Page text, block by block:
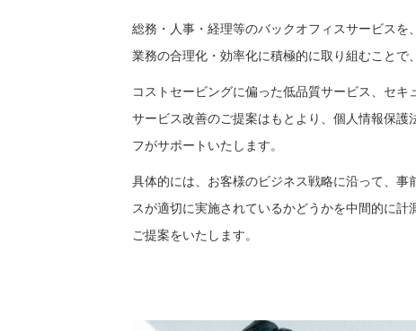
総務・人事・経理等のバックオフィスサービスを
業務の合理化・効率化に積極的に取り組むことで
コストセービングに偏った低品質サービス、セ
サービス改善のご提案はもとより、個人情報保
フがサポートいたします。
具体的には、お客様のビジネス戦略に沿って、
スが適切に実施されているかどうかを中間的に
ご提案をいたします。